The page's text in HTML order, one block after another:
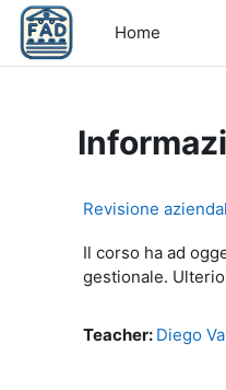
Vai al contenuto principale
Home
Revisione
Il corso ha ad
gestionale.
Teacher: Diego